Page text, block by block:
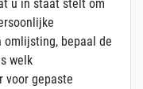
u in staat stelt om
omlijsting, bepaal de
welk
voor gepaste